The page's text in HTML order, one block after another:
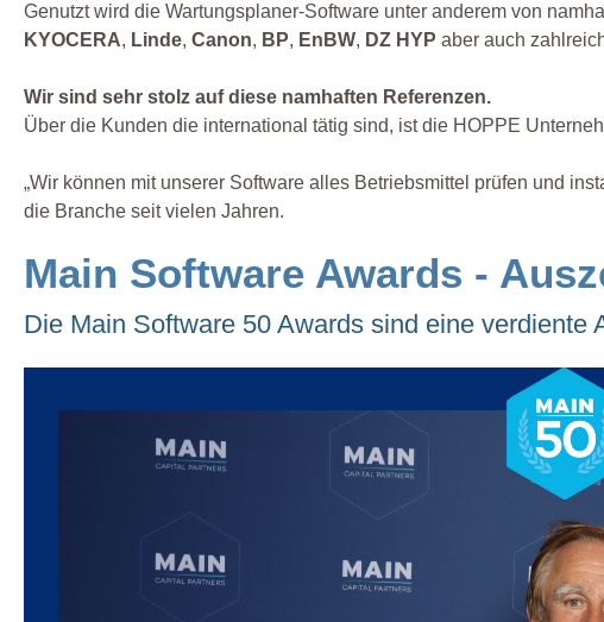
Genutzt wird die Wartungsplaner-Software unter anderem von
KYOCERA, Linde, Canon, BP, EnBW, DZ HYP aber auch
Wir sind sehr stolz auf diese namhaften Referenzen.
Über die Kunden die international tätig sind, ist die HOPPE
„Wir können mit unserer Software alles Betriebsmittel prüfen und
die Branche seit vielen Jahren.
Main Software Awards -
Die Main Software 50 Awards sind eine